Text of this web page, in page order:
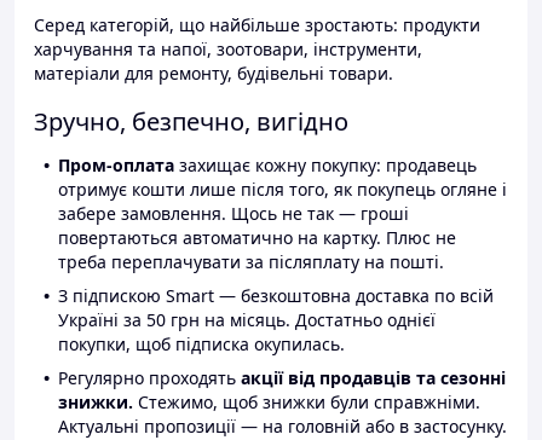
Серед категорій, що найбільше зростають: продукти
харчування та напої, зоотовари, інструменти,
матеріали для ремонту, будівельні товари.
Зручно, безпечно, вигідно
Пром-оплата захищає кожну покупку: продавець
отримує кошти лише після того, як покупець огляне і
забере замовлення. Щось не так — гроші
повертаються автоматично на картку. Плюс не
треба переплачувати за післяплату на пошті.
З підпискою Smart — безкоштовна доставка по всій
Україні за 50 грн на місяць. Достатньо однієї
покупки, щоб підписка окупилась.
Регулярно проходять акції від продавців та сезонні
знижки. Стежимо, щоб знижки були справжніми.
Актуальні пропозиції — на головній або в застосунку.